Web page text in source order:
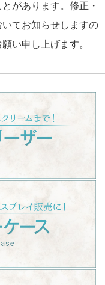
があります。修正・
てお知らせしますの
い申し上げます。